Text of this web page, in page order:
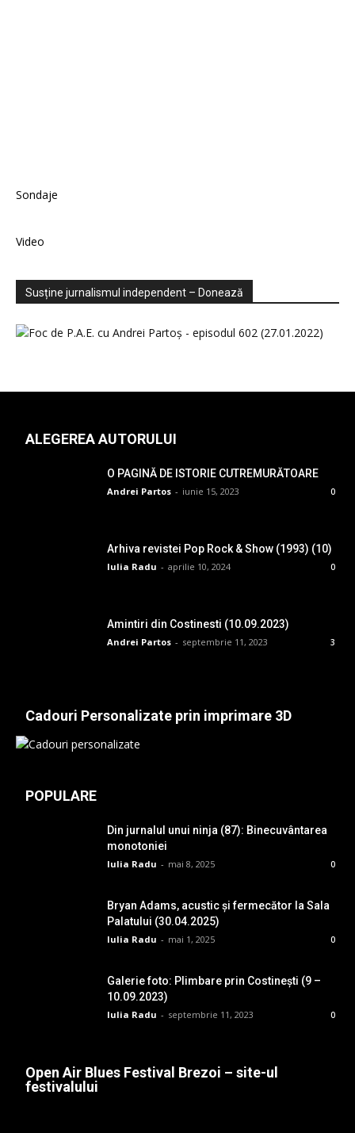
Sondaje
Video
Susține jurnalismul independent – Donează
ALEGEREA AUTORULUI
O PAGINĂ DE ISTORIE CUTREMURĂTOARE
Andrei Partos - iunie 15, 2023 0
Arhiva revistei Pop Rock & Show (1993) (10)
Iulia Radu - aprilie 10, 2024 0
Amintiri din Costinesti (10.09.2023)
Andrei Partos - septembrie 11, 2023 3
Cadouri Personalizate prin imprimare 3D
POPULARE
Din jurnalul unui ninja (87): Binecuvântarea
monotoniei
Iulia Radu - mai 8, 2025 0
Bryan Adams, acustic și fermecător la Sala
Palatului (30.04.2025)
Iulia Radu - mai 1, 2025 0
Galerie foto: Plimbare prin Costinești (9 –
10.09.2023)
Iulia Radu - septembrie 11, 2023 0
Open Air Blues Festival Brezoi – site-ul
festivalului